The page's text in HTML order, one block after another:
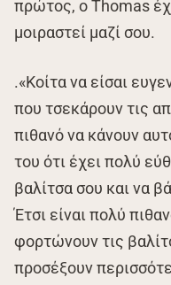
πρώτος, ο Thomas
μοιραστεί μαζί σου.
.«Κοίτα να είσαι
που τσεκάρουν τις
πιθανό να κάνουν
του ότι έχει πολύ
βαλίτσα σου και να
Έτσι είναι πολύ
φορτώνουν τις
προσέξουν